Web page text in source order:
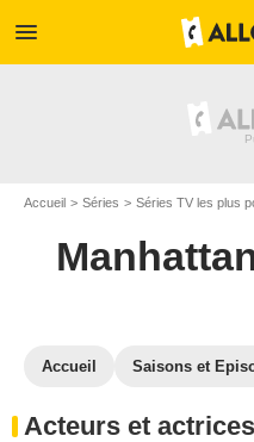
menu
Accueil Séries Séries TV les plus
Accueil Saisons et
Acteurs et actrices